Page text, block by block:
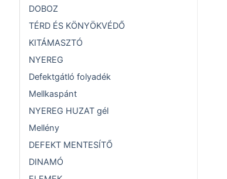
DOBOZ
TÉRD ÉS KÖNYÖKVÉDŐ
KITÁMASZTÓ
NYEREG
Defektgátló folyadék
Mellkaspánt
NYEREG HUZAT gél
Mellény
DEFEKT MENTESÍTŐ
DINAMÓ